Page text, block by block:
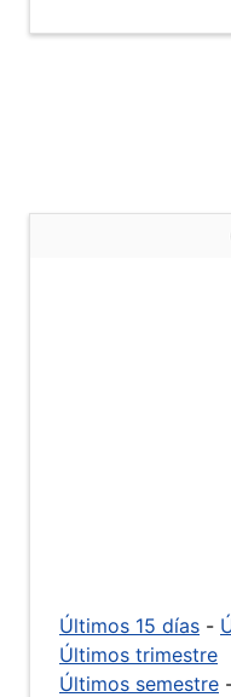
Últimos 15 días -
Últimos trimestre
Últimos semestre